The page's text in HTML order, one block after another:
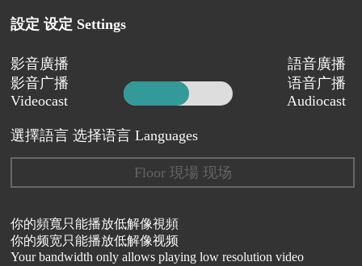
設定 设定 Settings
影音廣播
影音广播
Videocast
語音廣播
语音广播
Audiocast
選擇語言 选择语言 Languages
Floor 現場 现场
你的頻寬只能播放低解像視頻
你的频宽只能播放低解像视频
Your bandwidth only allows playing low resolution video